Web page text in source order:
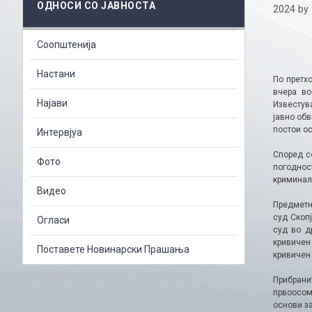
2024 by
По
вчера
јавно
постои
Според
суд
суд во
основи
ОДНОСИ СО ЈАВНОСТА
Соопштенија
Настани
Најави
Интервјуа
Фото
Видео
Огласи
Поставете Новинарски Прашања